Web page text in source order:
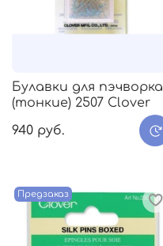
Булавки для пэчворка
(тонкие) 2507 Clover
940 руб.
Предзаказ